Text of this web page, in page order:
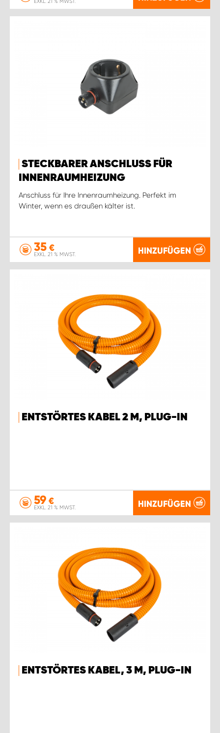
STECKBARER ANSCHLUSS FÜR
INNENRAUMHEIZUNG
Anschluss für Ihre Innenraumheizung. Perfekt im
Winter, wenn es draußen kälter ist.
35 €
EXKL. 21 % MWST. HINZUFÜGEN
ENTSTÖRTES KABEL 2 M, PLUG-IN
59 €
EXKL. 21 % MWST. HINZUFÜGEN
ENTSTÖRTES KABEL, 3 M, PLUG-IN